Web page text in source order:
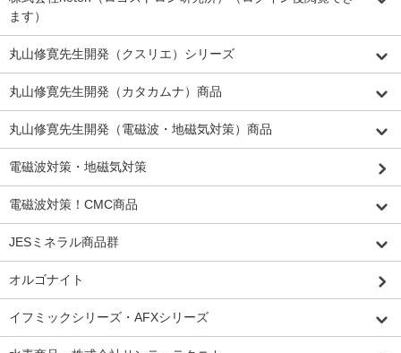
ます）
丸山修寛先生開発（クスリエ）シリーズ
丸山修寛先生開発（カタカムナ）商品
丸山修寛先生開発（電磁波・地磁気対策）商品
電磁波対策・地磁気対策
電磁波対策！CMC商品
JESミネラル商品群
オルゴナイト
イフミックシリーズ・AFXシリーズ